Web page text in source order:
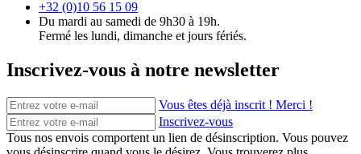
+32 (0)10 56 15 09
Du mardi au samedi de 9h30 à 19h.
Fermé les lundi, dimanche et jours fériés.
Inscrivez-vous à notre newsletter
Vous êtes déjà inscrit ! Merci !
Inscrivez-vous
Tous nos envois comportent un lien de désinscription. Vous pouvez